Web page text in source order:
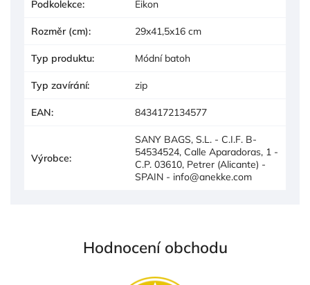
Podkolekce: Eikon
Rozměr (cm): 29x41,5x16 cm
Typ produktu: Módní batoh
Typ zavírání: zip
EAN: 8434172134577
Výrobce:
SANY BAGS, S.L. - C.I.F. B-
54534524, Calle Aparadoras, 1 -
C.P. 03610, Petrer (Alicante) -
SPAIN - info@anekke.com
Hodnocení obchodu